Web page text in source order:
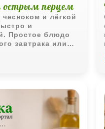
острым перцем
и лёгкой
и
Простое блюдо
завтрака или